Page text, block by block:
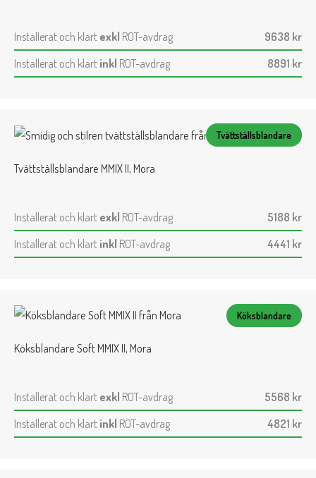
Installerat och klart exkl ROT-avdrag 9638 kr
Installerat och klart inkl ROT-avdrag 8891 kr
Tvättställsblandare
Tvättställsblandare MMIX II, Mora
Installerat och klart exkl ROT-avdrag 5188 kr
Installerat och klart inkl ROT-avdrag 4441 kr
Köksblandare
Köksblandare Soft MMIX II, Mora
Installerat och klart exkl ROT-avdrag 5568 kr
Installerat och klart inkl ROT-avdrag 4821 kr